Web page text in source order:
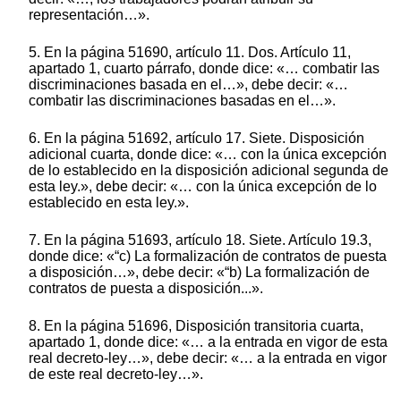
representación…».
5. En la página 51690, artículo 11. Dos. Artículo 11,
apartado 1, cuarto párrafo, donde dice: «… combatir las
discriminaciones basada en el…», debe decir: «…
combatir las discriminaciones basadas en el…».
6. En la página 51692, artículo 17. Siete. Disposición
adicional cuarta, donde dice: «… con la única excepción
de lo establecido en la disposición adicional segunda de
esta ley.», debe decir: «… con la única excepción de lo
establecido en esta ley.».
7. En la página 51693, artículo 18. Siete. Artículo 19.3,
donde dice: «“c) La formalización de contratos de puesta
a disposición…», debe decir: «“b) La formalización de
contratos de puesta a disposición...».
8. En la página 51696, Disposición transitoria cuarta,
apartado 1, donde dice: «… a la entrada en vigor de esta
real decreto-ley…», debe decir: «… a la entrada en vigor
de este real decreto-ley…».